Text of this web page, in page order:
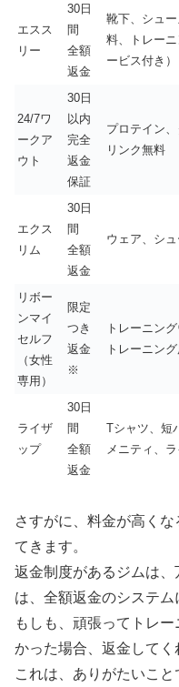
エスス
リー
30日
間
全額
返金
靴下、シュ
料、トレー
ービス付き）
24/7ワ
ークア
ウト
30日
以内
完全
返金
保証
プロテイン
リンク無料
エクス
リム
30日
間
全額
返金
ウェア、シ
リボー
ンマイ
セルフ
（女性
専用）
限定
つき
返金
※
トレーニン
トレーニン
ライザ
ップ
30日
間
全額
返金
Tシャツ、短
メニティ、
さすがに、料金が高く
てきます。
返金制度があるジムは
は、全額返金のシステム
もしも、頑張ってトレ
かった場合、返金してく
これは、ありがたいこ